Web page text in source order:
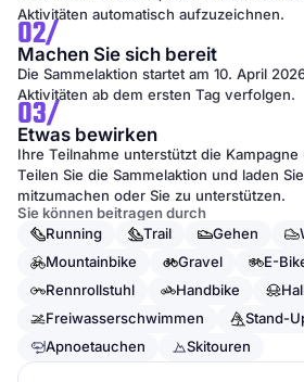
Aktivitäten automatisch aufzuzeichnen.
02/
Machen Sie sich bereit
Die Sammelaktion startet am 10. April
Aktivitäten ab dem ersten Tag verfolgen.
03/
Etwas bewirken
Ihre Teilnahme unterstützt die
Teilen Sie die Sammelaktion und laden
mitzumachen oder Sie zu unterstützen.
Sie können beitragen durch
Running
Trail Gehen
Mountainbike
Gravel E-
Rennrollstuhl
Handbike
Freiwasserschwimmen
Stand-
Apnoetauchen
Skitouren